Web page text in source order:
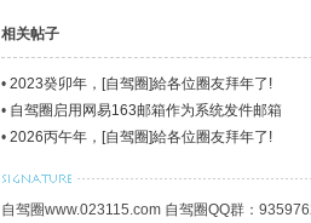
相关帖子
• 2023癸卯年，[自驾圈]給各位圈友拜年了!
• 自驾圈启用网易163邮箱作为系统发件邮箱
• 2026丙午年，[自驾圈]給各位圈友拜年了!
自驾圈www.023115.com 自驾圈QQ群：